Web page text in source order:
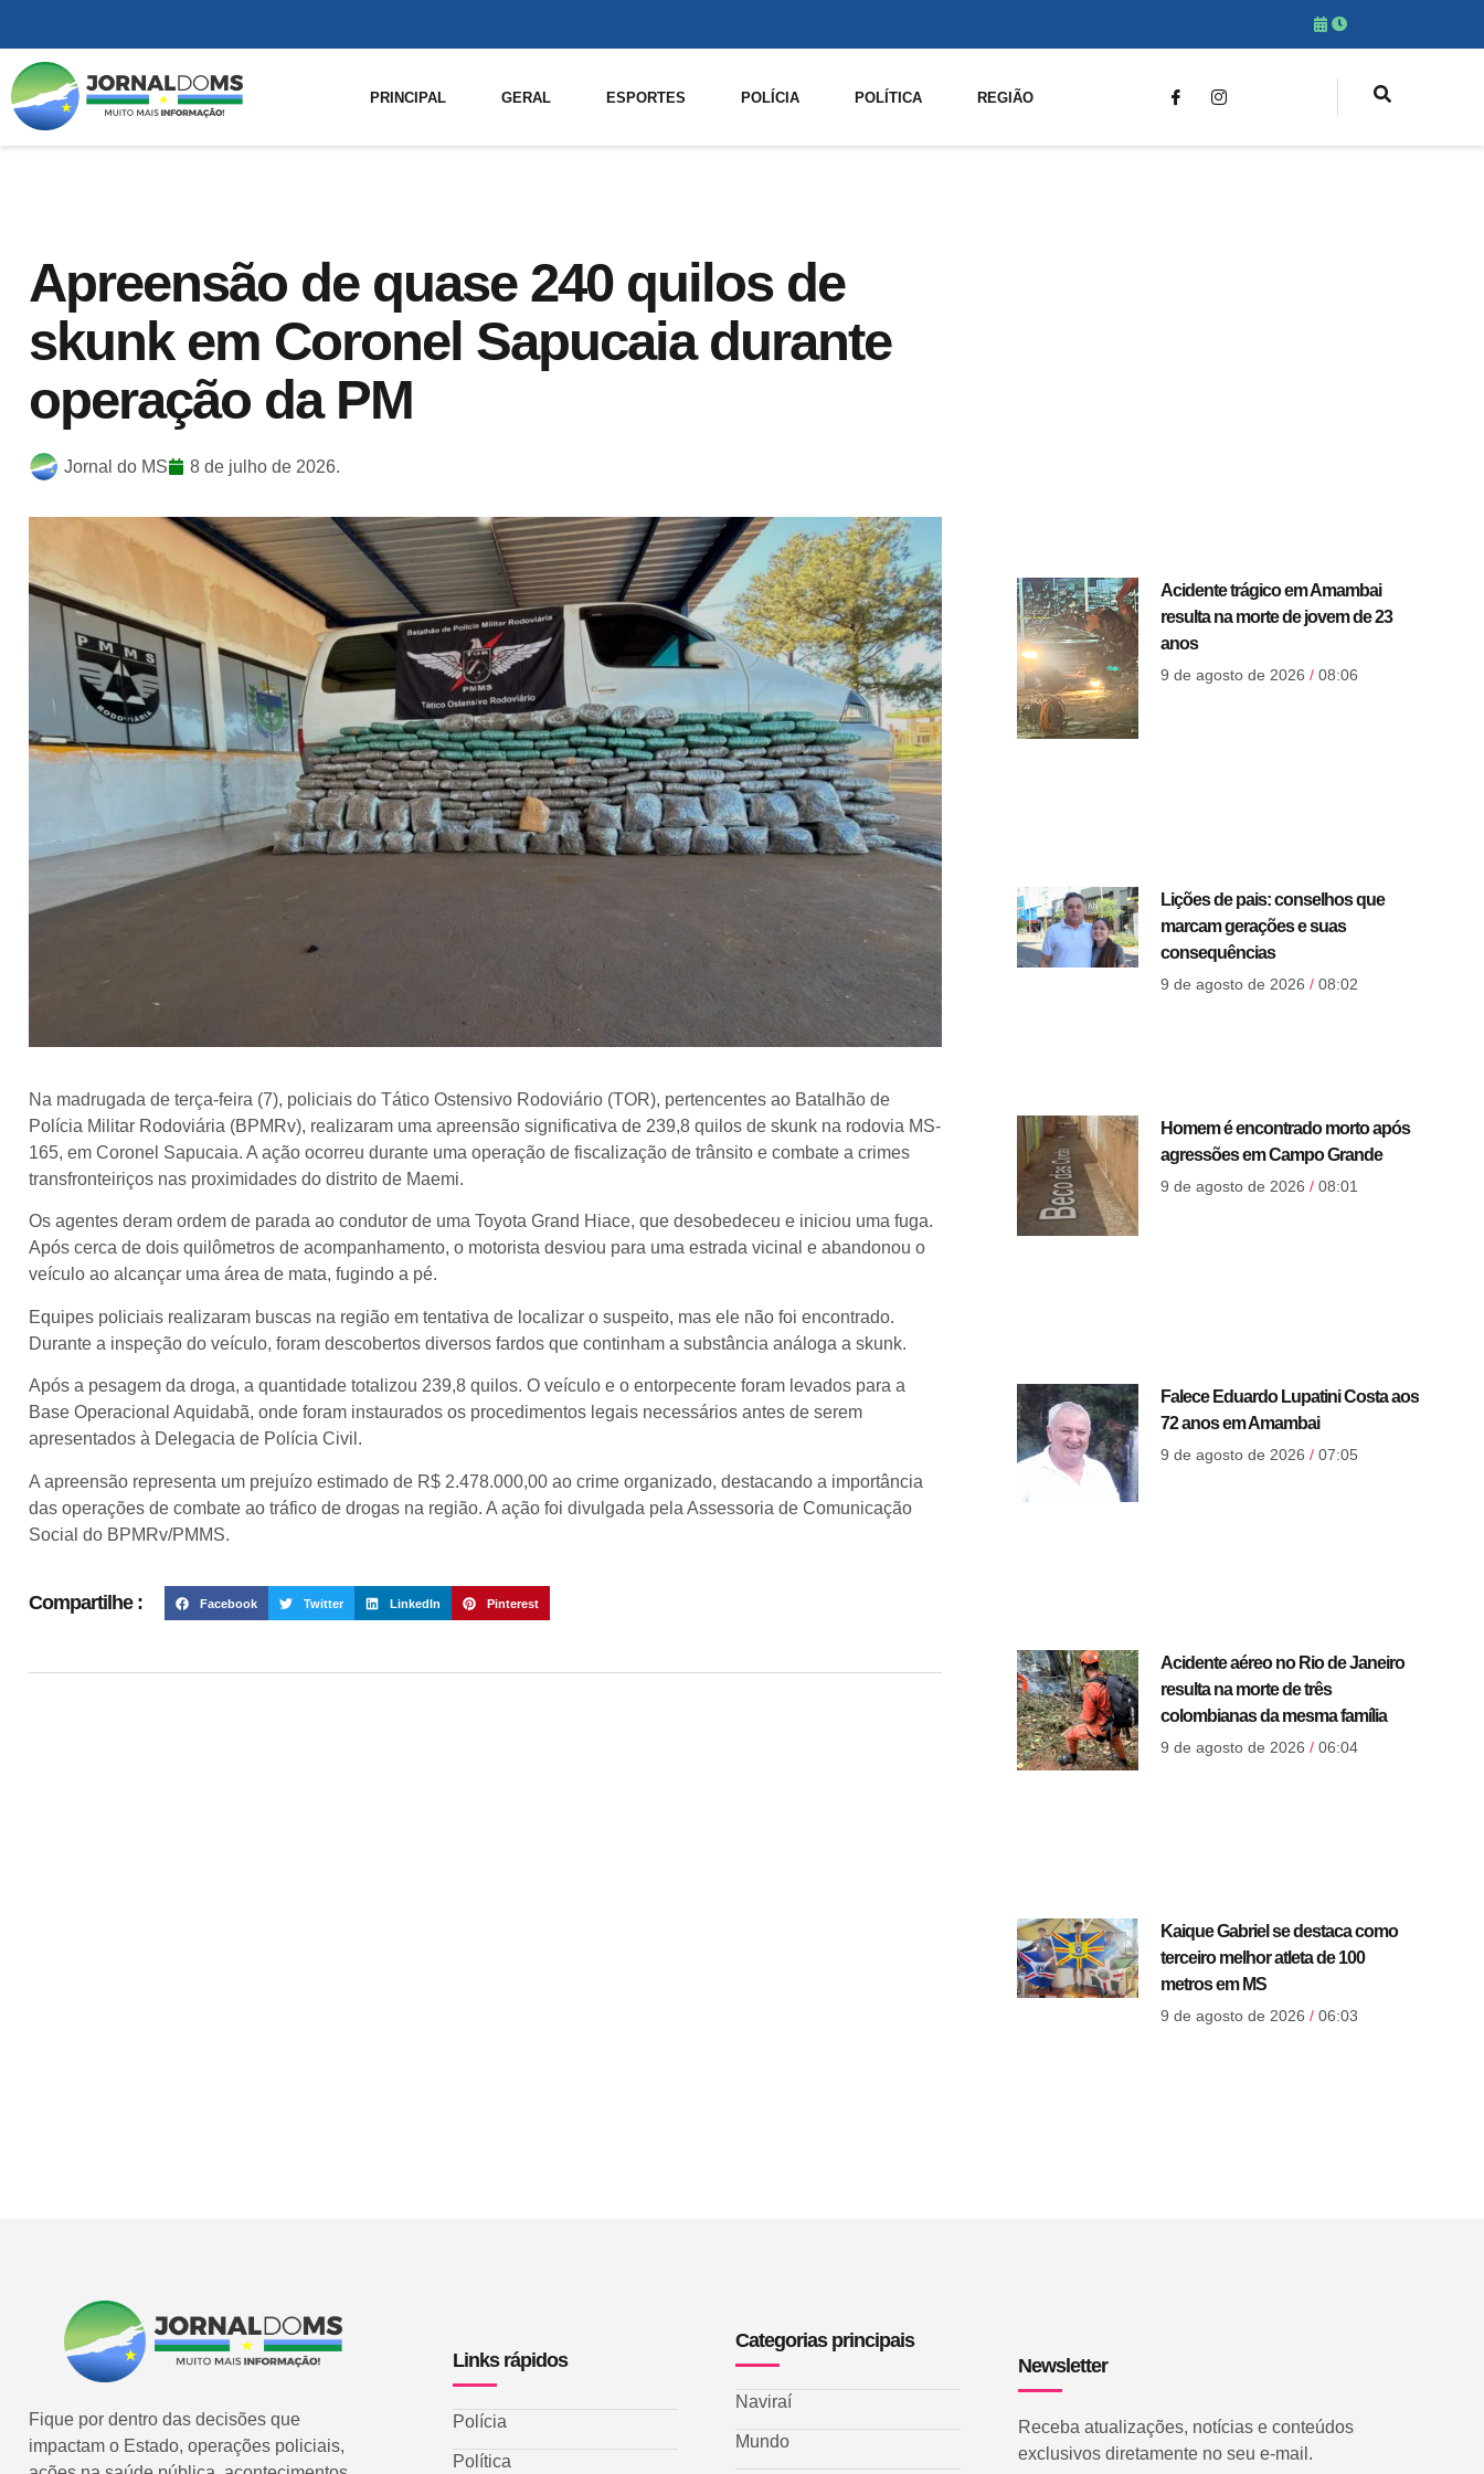
PRINCIPAL GERAL ESPORTES POLÍCIA POLÍTICA REGIÃO
Apreensão de quase 240 quilos de
skunk em Coronel Sapucaia durante
operação da PM
Jornal do MS 8 de julho de 2026.
Na madrugada de terça-feira (7), policiais do Tático Ostensivo Rodoviário (TOR), pertencentes ao Batalhão de
Polícia Militar Rodoviária (BPMRv), realizaram uma apreensão significativa de 239,8 quilos de skunk na rodovia MS-
165, em Coronel Sapucaia. A ação ocorreu durante uma operação de fiscalização de trânsito e combate a crimes
transfronteiriços nas proximidades do distrito de Maemi.
Os agentes deram ordem de parada ao condutor de uma Toyota Grand Hiace, que desobedeceu e iniciou uma fuga.
Após cerca de dois quilômetros de acompanhamento, o motorista desviou para uma estrada vicinal e abandonou o
veículo ao alcançar uma área de mata, fugindo a pé.
Equipes policiais realizaram buscas na região em tentativa de localizar o suspeito, mas ele não foi encontrado.
Durante a inspeção do veículo, foram descobertos diversos fardos que continham a substância análoga a skunk.
Após a pesagem da droga, a quantidade totalizou 239,8 quilos. O veículo e o entorpecente foram levados para a
Base Operacional Aquidabã, onde foram instaurados os procedimentos legais necessários antes de serem
apresentados à Delegacia de Polícia Civil.
A apreensão representa um prejuízo estimado de R$ 2.478.000,00 ao crime organizado, destacando a importância
das operações de combate ao tráfico de drogas na região. A ação foi divulgada pela Assessoria de Comunicação
Social do BPMRv/PMMS.
Compartilhe : Facebook Twitter LinkedIn Pinterest
Acidente trágico em Amambai
resulta na morte de jovem de 23
anos
9 de agosto de 2026 08:06
Lições de pais: conselhos que
marcam gerações e suas
consequências
9 de agosto de 2026 08:02
Homem é encontrado morto após
agressões em Campo Grande
9 de agosto de 2026 08:01
Falece Eduardo Lupatini Costa aos
72 anos em Amambai
9 de agosto de 2026 07:05
Acidente aéreo no Rio de Janeiro
resulta na morte de três
colombianas da mesma família
9 de agosto de 2026 06:04
Kaique Gabriel se destaca como
terceiro melhor atleta de 100
metros em MS
9 de agosto de 2026 06:03
Fique por dentro das decisões que
impactam o Estado, operações policiais,
Links rápidos
Polícia
Política
Categorias principais
Naviraí
Mundo
Newsletter
Receba atualizações, notícias e conteúdos
exclusivos diretamente no seu e-mail.